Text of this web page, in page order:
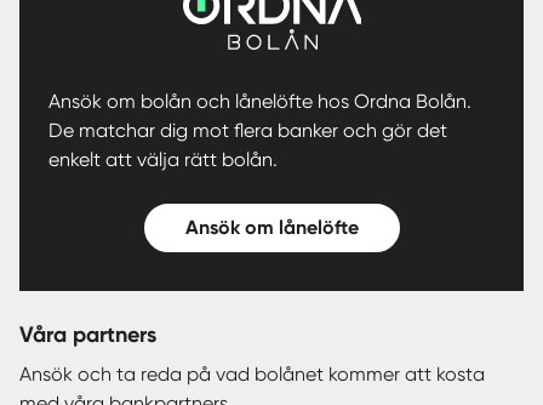
Ansök om bolån och lånelöfte hos Ordna Bolån.
De matchar dig mot flera banker och gör det
enkelt att välja rätt bolån.
Ansök om lånelöfte
Våra partners
Ansök och ta reda på vad bolånet kommer att kosta